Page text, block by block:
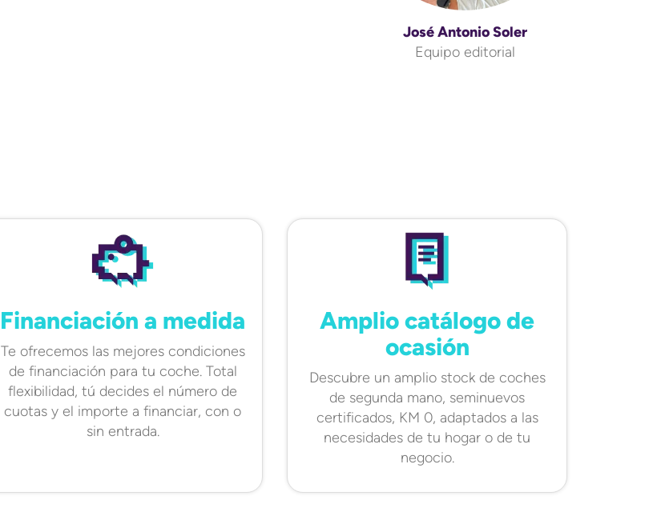
José Antonio Soler
Equipo editorial
Financiación a medida
Te ofrecemos las mejores condiciones
de financiación para tu coche. Total
flexibilidad, tú decides el número de
cuotas y el importe a financiar, con o
sin entrada.
Amplio catálogo de
ocasión
Descubre un amplio stock de coches
de segunda mano, seminuevos
certificados, KM 0, adaptados a las
necesidades de tu hogar o de tu
negocio.